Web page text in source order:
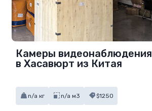
Камеры видеонаблюдения
в Хасавюрт из Китая
n/a кг n/a м3 $1250